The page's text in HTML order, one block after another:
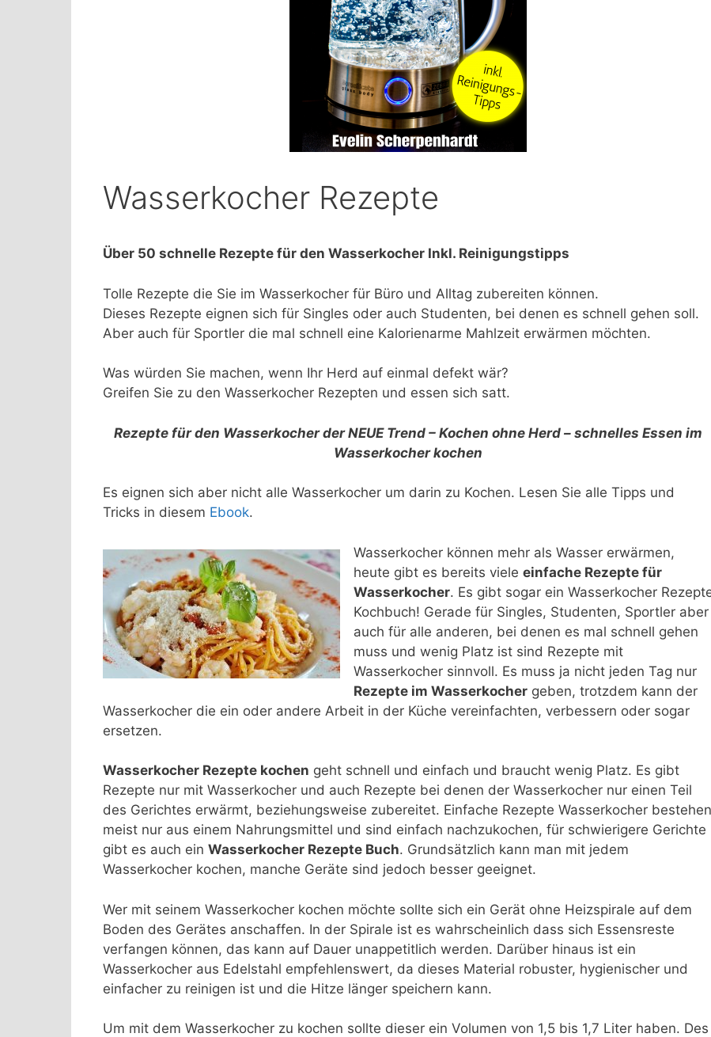
Wasserkocher Rezepte
Über 50 schnelle Rezepte für den Wasserkocher Inkl. Reinigungstipps
Tolle Rezepte die Sie im Wasserkocher für Büro und Alltag zubereiten können.
Dieses Rezepte eignen sich für Singles oder auch Studenten, bei denen es schnell gehen soll.
Aber auch für Sportler die mal schnell eine Kalorienarme Mahlzeit erwärmen möchten.
Was würden Sie machen, wenn Ihr Herd auf einmal defekt wär?
Greifen Sie zu den Wasserkocher Rezepten und essen sich satt.
Rezepte für den Wasserkocher der NEUE Trend – Kochen ohne Herd – schnelles Essen im
Wasserkocher kochen
Es eignen sich aber nicht alle Wasserkocher um darin zu Kochen. Lesen Sie alle Tipps und
Tricks in diesem Ebook.
Wasserkocher können mehr als Wasser erwärmen,
heute gibt es bereits viele einfache Rezepte für
Wasserkocher. Es gibt sogar ein Wasserkocher
Kochbuch! Gerade für Singles, Studenten, Sportler aber
auch für alle anderen, bei denen es mal schnell gehen
muss und wenig Platz ist sind Rezepte mit
Wasserkocher sinnvoll. Es muss ja nicht jeden Tag nur
Rezepte im Wasserkochergeben, trotzdem kann der
Wasserkocher die ein oder andere Arbeit in der Küche vereinfachten, verbessern oder sogar
ersetzen.
Wasserkocher Rezepte kochen geht schnell und einfach und braucht wenig Platz. Es gibt
Rezepte nur mit Wasserkocher und auch Rezepte bei denen der Wasserkocher nur einen Teil
des Gerichtes erwärmt, beziehungsweise zubereitet. Einfache Rezepte Wasserkocher bestehen
meist nur aus einem Nahrungsmittel und sind einfach nachzukochen, für schwierigere Gerichte
gibt es auch ein Wasserkocher Rezepte Buch. Grundsätzlich kann man mit jedem
Wasserkocher kochen, manche Geräte sind jedoch besser geeignet.
Wer mit seinem Wasserkocher kochen möchte sollte sich ein Gerät ohne Heizspirale auf dem
Boden des Gerätes anschaffen. In der Spirale ist es wahrscheinlich dass sich Essensreste
verfangen können, das kann auf Dauer unappetitlich werden. Darüber hinaus ist ein
Wasserkocher aus Edelstahl empfehlenswert, da dieses Material robuster, hygienischer und
einfacher zu reinigen ist und die Hitze länger speichern kann.
Um mit dem Wasserkocher zu kochen sollte dieser ein Volumen von 1,5 bis 1,7 Liter haben. Des